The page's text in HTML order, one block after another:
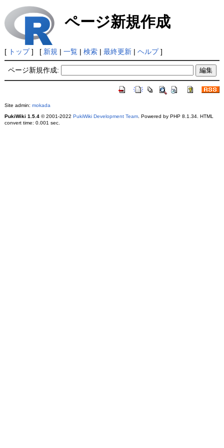
ページ新規作成
[ トップ] [ 新規 | 一覧| 検索| 最終更新| ヘルプ]
ページ新規作成:
Site admin: mokada
PukiWiki 1.5.4© 2001-2022 PukiWiki Development Team. Powered by PHP 8.1.34. HTML
convert time: 0.001 sec.